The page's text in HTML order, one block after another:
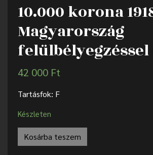
10.000 korona
Magyarország
felülbélyegzéssel
42 000 Ft
Tartásfok: F
Készleten
Kosárba teszem